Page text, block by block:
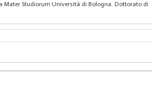
Mater Studiorum Università di Bologna. Dottorato di